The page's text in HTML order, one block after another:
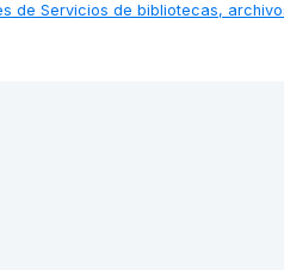
de Servicios de bibliotecas,